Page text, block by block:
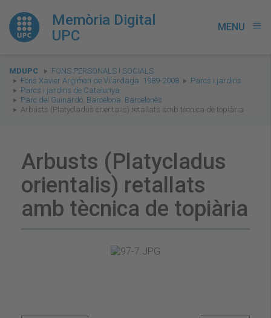
Memòria Digital
UPC
MENU menu
You
are
here:
MDUPC
FONS PERSONALS I SOCIALS
Fons Xavier Argimon de Vilardaga. 1989-2008
Parcs i jardins
Parcs i jardins de Catalunya
Parc del Guinardó. Barcelona. Barcelonès
Arbusts (Platycladus orientalis) retallats amb tècnica de topiària
Arbusts (Platycladus
orientalis) retallats
amb tècnica de topiària